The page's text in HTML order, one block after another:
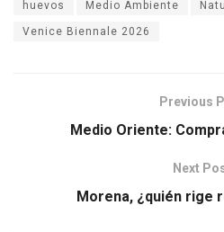
huevos Medio Ambiente
Venice Biennale 2026
Previous
Medio Oriente:
Next
Morena, ¿quién rige